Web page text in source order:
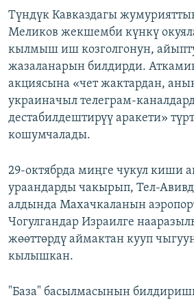
Түндүк Кавказдагы
Меликов жекшемби күнкү
кылмыш иш козголгонун,
жазаланарын билдирди.
акциясына «чет жактардан,
украиначыл телеграм-
дестабилдештирүү аракети»
кошумчалады.
29-октябрда миңге чукул киши
ураандарды чакырып, Тел-
алдында Махачкаланын
Чогулгандар Израилге
жөөттөрдү аймактан кууп
кылышкан.
"База" басылмасынын